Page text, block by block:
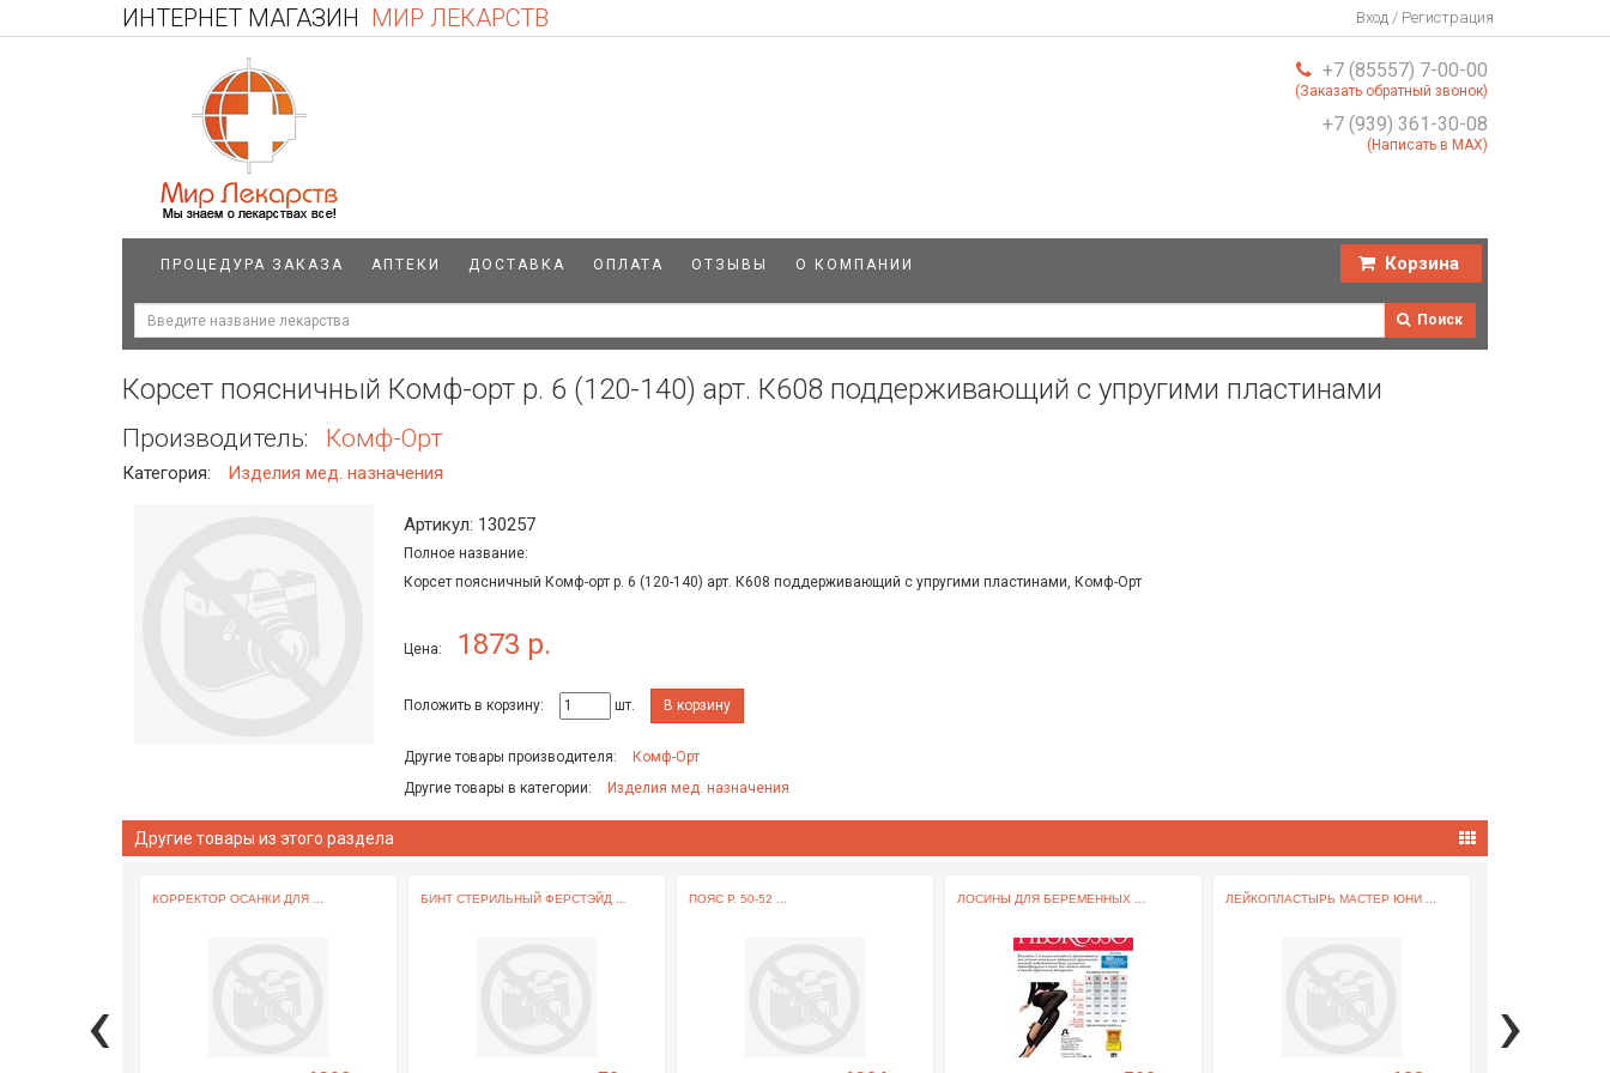
ИНТЕРНЕТ МАГАЗИН МИР ЛЕКАРСТВ Вход / Регистрация
+7 (85557) 7-00-00
(Заказать обратный звонок)
+7 (939) 361-30-08
(Написать в MAX)
ПРОЦЕДУРА ЗАКАЗА АПТЕКИ ДОСТАВКА ОПЛАТА ОТЗЫВЫ О КОМПАНИИ Корзина
Поиск
Корсет поясничный Комф-орт р. 6 (120-140) арт. К608 поддерживающий с упругими пластинами
Производитель: Комф-Орт
Категория: Изделия мед. назначения
Артикул: 130257
Полное название:
Корсет поясничный Комф-орт р. 6 (120-140) арт. К608 поддерживающий с упругими пластинами, Комф-Орт
Цена: 1873 р.
Положить в корзину: шт. В корзину
Другие товары производителя:
Комф-Орт
Другие товары в категории:
Изделия мед. назначения
Другие товары из этого раздела
КОРРЕКТОР ОСАНКИ ДЛЯ ... БИНТ СТЕРИЛЬНЫЙ ФЕРСТЭЙД ... ПОЯС Р. 50-52 ... ЛОСИНЫ ДЛЯ БЕРЕМЕННЫХ ... ЛЕЙКОПЛАСТЫРЬ МАСТЕР ЮНИ ...
‹ ›